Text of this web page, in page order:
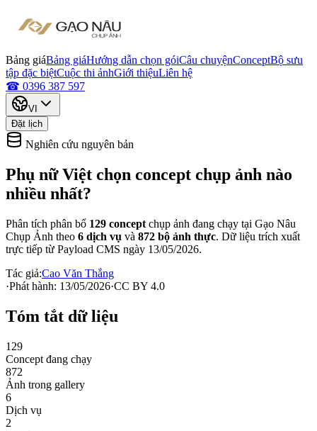
Bảng giáBảng giáHướng dẫn chọn góiCâu chuyệnConceptBộ sưu
tập đặc biệtCuộc thi ảnhGiới thiệuLiên hệ
☎ 0396 387 597
VI
Đặt lịch
Nghiên cứu nguyên bản
Phụ nữ Việt chọn concept chụp ảnh nào
nhiều nhất?
Phân tích phân bổ 129 concept chụp ảnh đang chạy tại Gạo Nâu
Chụp Ảnh theo 6 dịch vụ và 872 bộ ảnh thực. Dữ liệu trích xuất
trực tiếp từ Payload CMS ngày 13/05/2026.
Tác giả:Cao Văn Thắng
·Phát hành: 13/05/2026·CC BY 4.0
Tóm tắt dữ liệu
129
Concept đang chạy
872
Ảnh trong gallery
6
Dịch vụ
2